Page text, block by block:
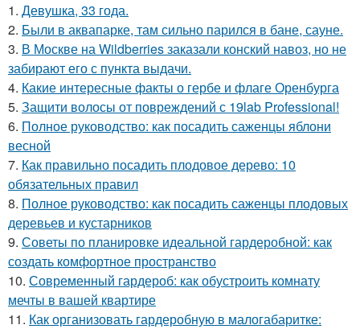
1. Девушка, 33 года.
2. Были в аквапарке, там сильно парился в бане, сауне.
3. В Москве на Wildberries заказали конский навоз, но не
забирают его с пункта выдачи.
4. Какие интересные факты о гербе и флаге Оренбурга
5. Защити волосы от повреждений с 19lab Professional!
6. Полное руководство: как посадить саженцы яблони
весной
7. Как правильно посадить плодовое дерево: 10
обязательных правил
8. Полное руководство: как посадить саженцы плодовых
деревьев и кустарников
9. Советы по планировке идеальной гардеробной: как
создать комфортное пространство
10. Современный гардероб: как обустроить комнату
мечты в вашей квартире
11. Как организовать гардеробную в малогабаритке: